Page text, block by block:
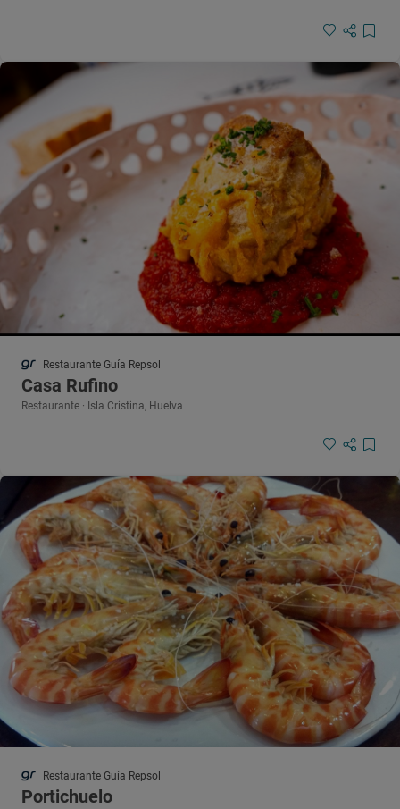
Restaurante Guía Repsol
Casa Rufino
Restaurante · Isla Cristina, Huelva
Restaurante Guía Repsol
Portichuelo